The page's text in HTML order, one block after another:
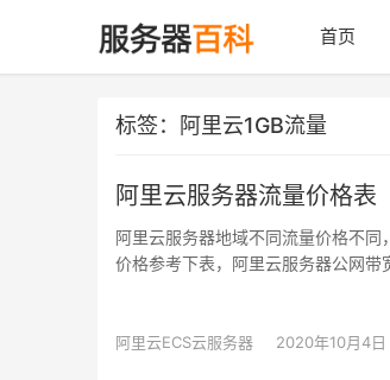
首页
标签：阿里云1GB流量
阿里云服务器流量价格表
阿里云服务器地域不同流量价格不
价格参考下表，阿里云服务器公网
阿里云ECS云服务器 2020年10月4日